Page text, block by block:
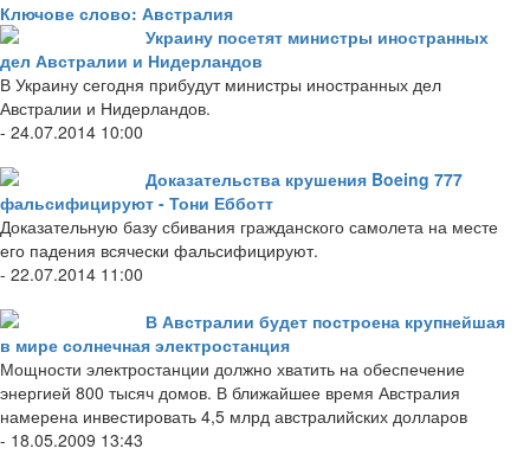
Ключове слово: Австралия
Украину посетят министры иностранных
дел Австралии и Нидерландов
В Украину сегодня прибудут министры иностранных дел
Австралии и Нидерландов.
- 24.07.2014 10:00
Доказательства крушения Boeing 777
фальсифицируют - Тони Ебботт
Доказательную базу сбивания гражданского самолета на месте
его падения всячески фальсифицируют.
- 22.07.2014 11:00
В Австралии будет построена крупнейшая
в мире солнечная электростанция
Мощности электростанции должно хватить на обеспечение
энергией 800 тысяч домов. В ближайшее время Австралия
намерена инвестировать 4,5 млрд австралийских долларов
- 18.05.2009 13:43